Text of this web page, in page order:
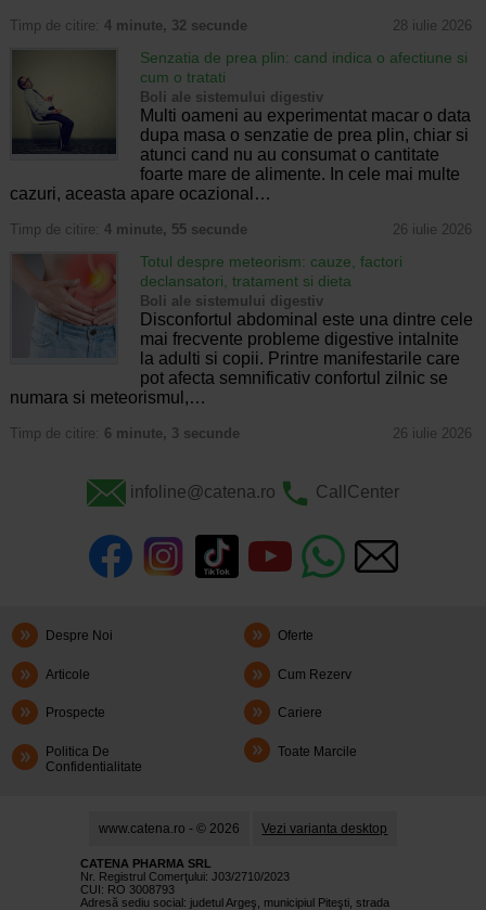
Timp de citire: 4 minute, 32 secunde 28 iulie 2026
Senzatia de prea plin: cand indica o afectiune si
cum o tratati
Boli ale sistemului digestiv
Multi oameni au experimentat macar o data
dupa masa o senzatie de prea plin, chiar si
atunci cand nu au consumat o cantitate
foarte mare de alimente. In cele mai multe
cazuri, aceasta apare ocazional…
Timp de citire: 4 minute, 55 secunde 26 iulie 2026
Totul despre meteorism: cauze, factori
declansatori, tratament si dieta
Boli ale sistemului digestiv
Disconfortul abdominal este una dintre cele
mai frecvente probleme digestive intalnite
la adulti si copii. Printre manifestarile care
pot afecta semnificativ confortul zilnic se
numara si meteorismul,…
Timp de citire: 6 minute, 3 secunde 26 iulie 2026
infoline@catena.ro CallCenter
Despre Noi Oferte
Articole Cum Rezerv
Prospecte Cariere
Politica De
Confidentialitate
Toate Marcile
www.catena.ro - © 2026 Vezi varianta desktop
CATENA PHARMA SRL
Nr. Registrul Comerţului: J03/2710/2023
CUI: RO 3008793
Adresă sediu social: judetul Argeş, municipiul Piteşti, strada